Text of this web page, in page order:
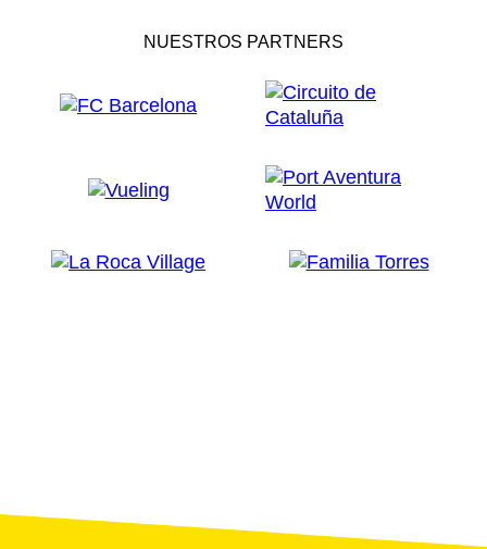
NUESTROS PARTNERS